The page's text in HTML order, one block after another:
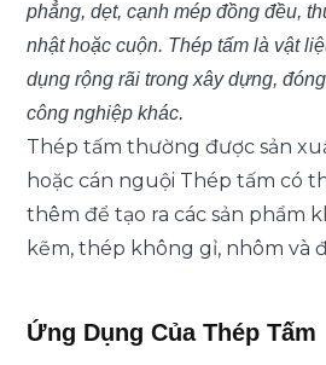
phẳng, dẹt, cạnh mép đồng đều,
nhật hoặc cuộn. Thép tấm là vật
dụng rộng rãi trong xây dựng,
công nghiệp khác.
Thép tấm thường được sản
hoặc cán nguội Thép tấm có
thêm để tạo ra các sản phẩm
kẽm, thép không gỉ, nhôm và
Ứng Dụng Của Thép Tấm